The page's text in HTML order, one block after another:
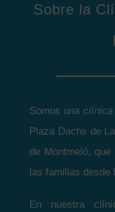
Sobre la
Somos una clínica
Plaza Dachs de
de Montmeló,
las familias desde
En nuestra